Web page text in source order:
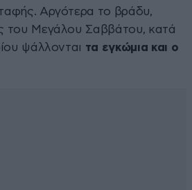
Αργότερα το βράδυ,
του Μεγάλου Σαββάτου, κατά
ψάλλονται τα εγκώμια και ο